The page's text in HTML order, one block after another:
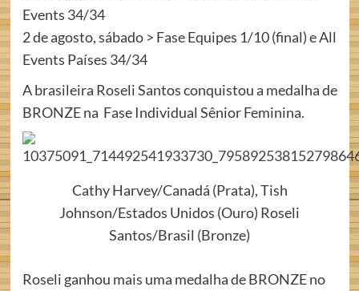
Events 34/34
2 de agosto, sábado > Fase Equipes 1/10 (final) e All
Events Países 34/34
A brasileira Roseli Santos conquistou a medalha de
BRONZE na Fase Individual Sênior Feminina.
Cathy Harvey/Canadá (Prata), Tish
Johnson/Estados Unidos (Ouro) Roseli
Santos/Brasil (Bronze)
Roseli ganhou mais uma medalha de BRONZE no